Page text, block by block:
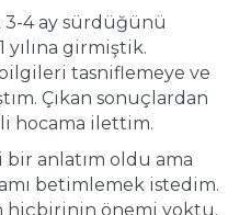
3-4 ay sürdüğünü
yılına girmiştik.
tasniflemeye ve
Çıkan sonuçlardan
hocama ilettim.
bir anlatım oldu ama
betimlemek istedim.
hiçbirinin önemi yoktu.